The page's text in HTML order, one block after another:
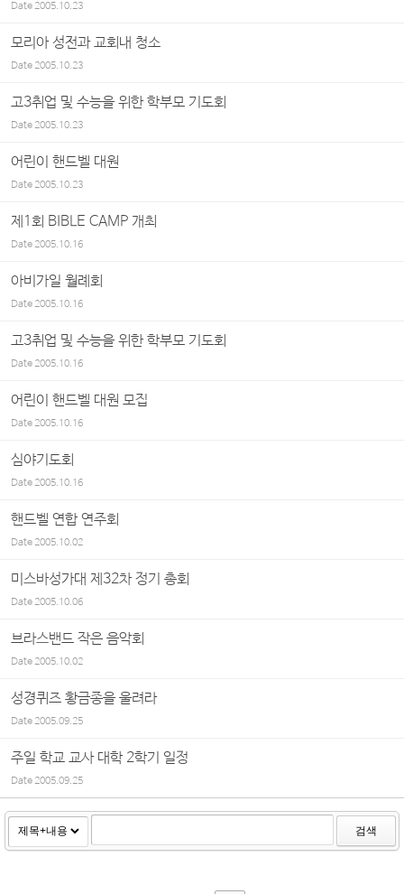
Date2005.10.23
모리아 성전과 교회내 청소
Date2005.10.23
고3취업 및 수능을 위한 학부모 기도회
Date2005.10.23
어린이 핸드벨 대원
Date2005.10.23
제1회 BIBLE CAMP 개최
Date2005.10.16
아비가일 월례회
Date2005.10.16
고3취업 및 수능을 위한 학부모 기도회
Date2005.10.16
어린이 핸드벨 대원 모집
Date2005.10.16
심야기도회
Date2005.10.16
핸드벨 연합 연주회
Date2005.10.02
미스바성가대 제32차 정기 총회
Date2005.10.06
브라스밴드 작은 음악회
Date2005.10.02
성경퀴즈 황금종을 울려라
Date2005.09.25
주일 학교 교사 대학 2학기 일정
Date2005.09.25
검색